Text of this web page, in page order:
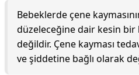
Bebeklerde çene
düzeleceğine dair kesin
değildir. Çene kayması
ve şiddetine bağlı olarak